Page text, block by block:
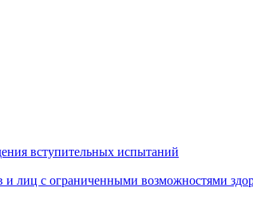
вступительных испытаний
лиц с ограниченными возможностями